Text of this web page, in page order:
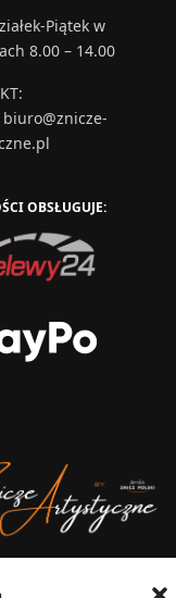
Piątek w
8.00 – 14.00
:
biuro@znicze-
OBSŁUGUJE: